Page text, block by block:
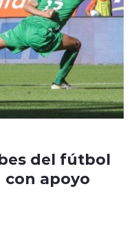
del fútbol
apoyo